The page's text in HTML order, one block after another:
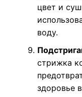
цвет и
воду.
стрижка
здоровье